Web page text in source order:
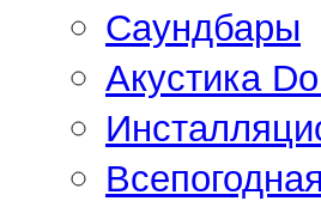
Саундбары
Акустика